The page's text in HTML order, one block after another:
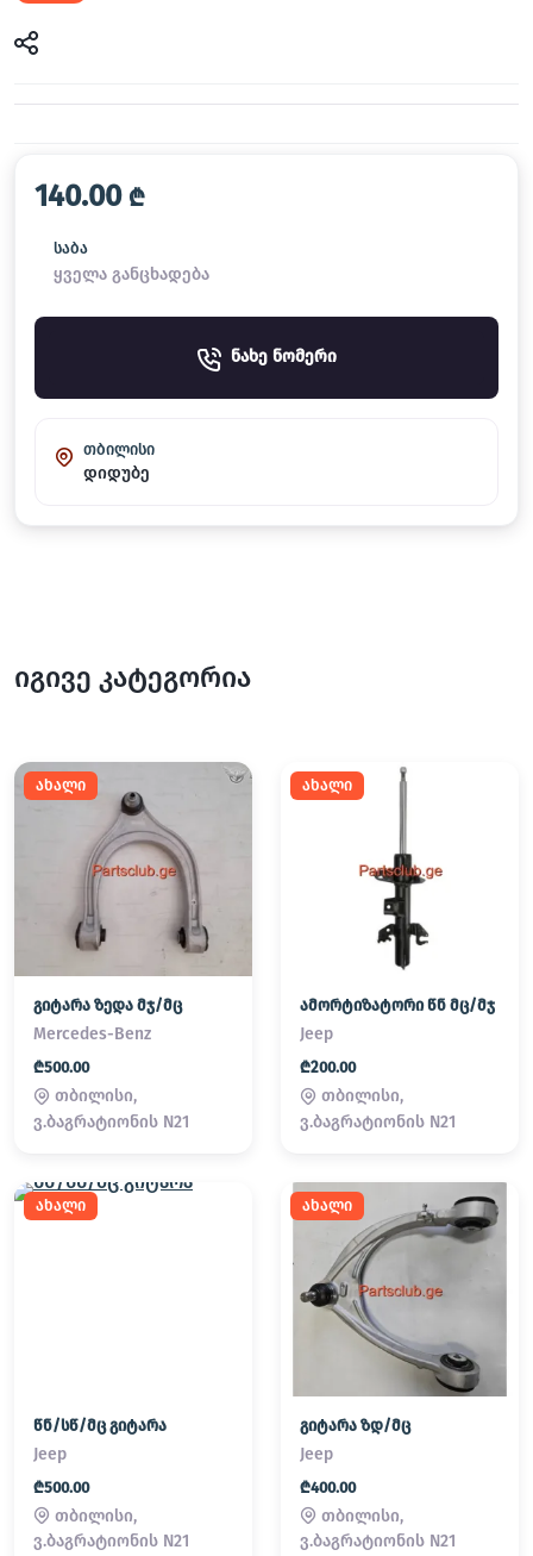
140.00 ₾
საბა
ყველა განცხადება
ნახე ნომერი
თბილისი
დიდუბე
იგივე კატეგორია
ახალი
გიტარა ზედა მჯ/მც
Mercedes-Benz
₾500.00
თბილისი,
ვ.ბაგრატიონის N21
ახალი
ამორტიზატორი წნ მც/მჯ
Jeep
₾200.00
თბილისი,
ვ.ბაგრატიონის N21
ახალი
წნ/სწ/მც გიტარა
Jeep
₾500.00
თბილისი,
ვ.ბაგრატიონის N21
ახალი
გიტარა ზდ/მც
Jeep
₾400.00
თბილისი,
ვ.ბაგრატიონის N21